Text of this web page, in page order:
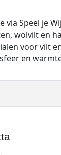
Speel je
wolvilt en
voor vilt
en